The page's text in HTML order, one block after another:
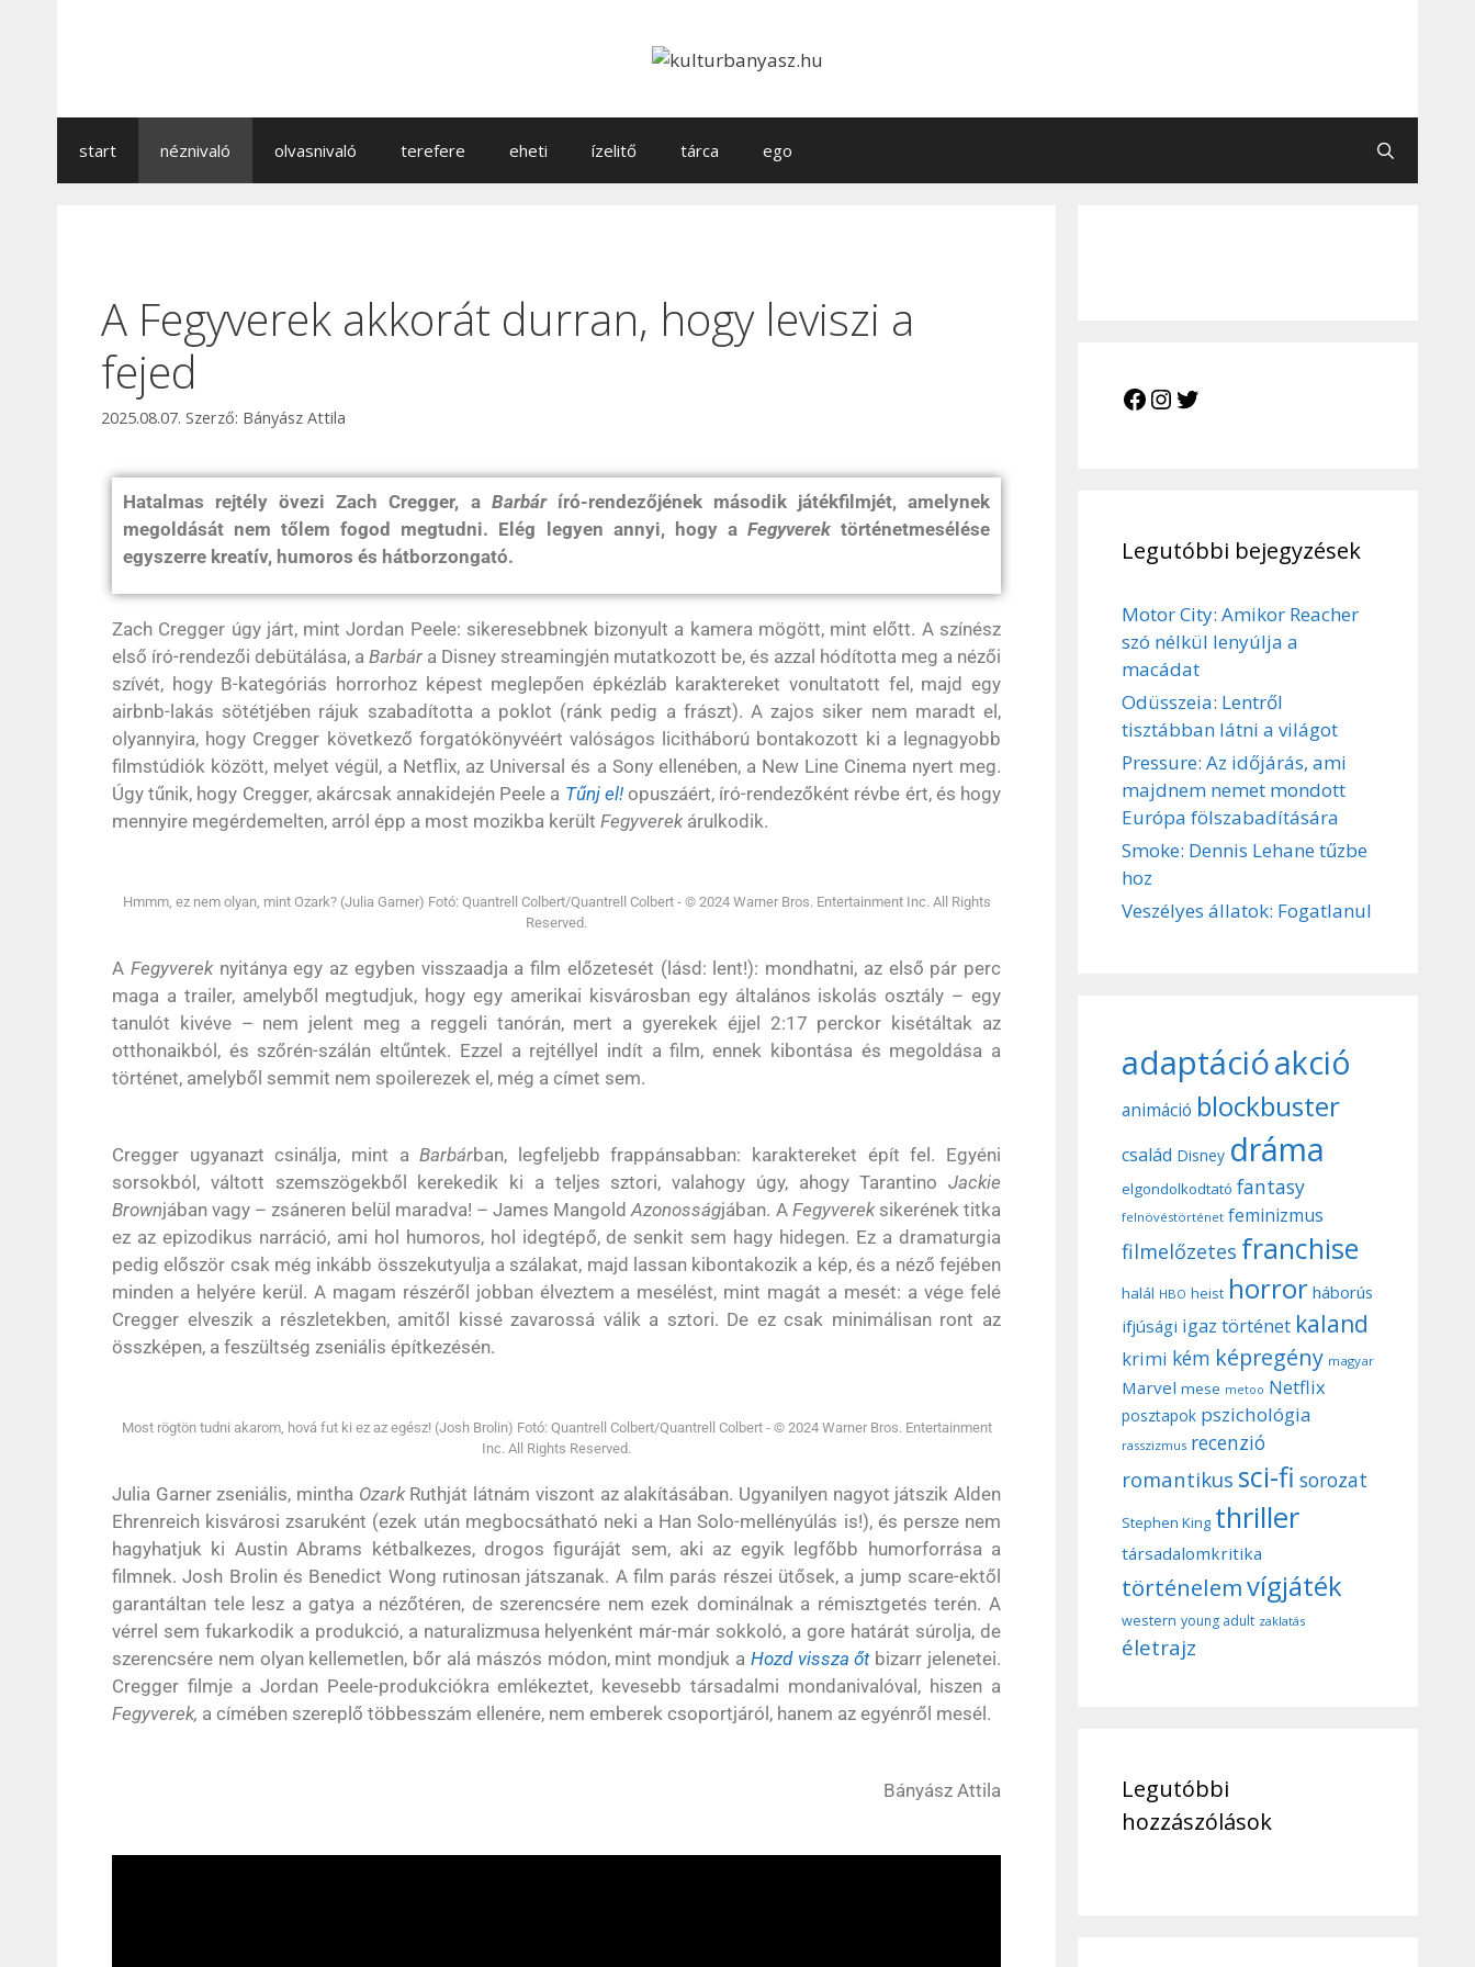
start néznivaló olvasnivaló terefere eheti ízelitő tárca ego
A Fegyverek akkorát durran, hogy leviszi a
fejed
2025.08.07. Szerző: Bányász Attila
Hatalmas rejtély övezi Zach Cregger, a Barbáríró-rendezőjének második játékfilmjét, amelynek
megoldását nem tőlem fogod megtudni. Elég legyen annyi, hogy a Fegyverektörténetmesélése
egyszerre kreatív, humoros és hátborzongató.
Zach Cregger úgy járt, mint Jordan Peele: sikeresebbnek bizonyult a kamera mögött, mint előtt. A színész
első író-rendezői debütálása, a Barbár a Disney streamingjén mutatkozott be, és azzal hódította meg a nézői
szívét, hogy B-kategóriás horrorhoz képest meglepően épkézláb karaktereket vonultatott fel, majd egy
airbnb-lakás sötétjében rájuk szabadította a poklot (ránk pedig a frászt). A zajos siker nem maradt el,
olyannyira, hogy Cregger következő forgatókönyvéért valóságos licitháború bontakozott ki a legnagyobb
filmstúdiók között, melyet végül, a Netflix, az Universal és a Sony ellenében, a New Line Cinema nyert meg.
Úgy tűnik, hogy Cregger, akárcsak annakidején Peele a Tűnj el!opuszáért, író-rendezőként révbe ért, és hogy
mennyire megérdemelten, arról épp a most mozikba került Fegyverekárulkodik.
Hmmm, ez nem olyan, mint Ozark? (Julia Garner) Fotó: Quantrell Colbert/Quantrell Colbert - © 2024 Warner Bros. Entertainment Inc. All Rights
Reserved.
A Fegyvereknyitánya egy az egyben visszaadja a film előzetesét (lásd: lent!): mondhatni, az első pár perc
maga a trailer, amelyből megtudjuk, hogy egy amerikai kisvárosban egy általános iskolás osztály – egy
tanulót kivéve – nem jelent meg a reggeli tanórán, mert a gyerekek éjjel 2:17 perckor kisétáltak az
otthonaikból, és szőrén-szálán eltűntek. Ezzel a rejtéllyel indít a film, ennek kibontása és megoldása a
történet, amelyből semmit nem spoilerezek el, még a címet sem.
Cregger ugyanazt csinálja, mint aBarbárban, legfeljebb frappánsabban: karaktereket épít fel. Egyéni
sorsokból, váltott szemszögekből kerekedik ki a teljes sztori, valahogy úgy, ahogy Tarantino Jackie
Brownjában vagy – zsáneren belül maradva! – James MangoldAzonosságjában. A Fegyvereksikerének titka
ez az epizodikus narráció, ami hol humoros, hol idegtépő, de senkit sem hagy hidegen. Ez a dramaturgia
pedig először csak még inkább összekutyulja a szálakat, majd lassan kibontakozik a kép, és a néző fejében
minden a helyére kerül. A magam részéről jobban élveztem a mesélést, mint magát a mesét: a vége felé
Cregger elveszik a részletekben, amitől kissé zavarossá válik a sztori. De ez csak minimálisan ront az
összképen, a feszültség zseniális építkezésén.
Most rögtön tudni akarom, hová fut ki ez az egész! (Josh Brolin) Fotó: Quantrell Colbert/Quantrell Colbert - © 2024 Warner Bros. Entertainment
Inc. All Rights Reserved.
Julia Garner zseniális, mintha OzarkRuthját látnám viszont az alakításában. Ugyanilyen nagyot játszik Alden
Ehrenreich kisvárosi zsaruként (ezek után megbocsátható neki a Han Solo-mellényúlás is!), és persze nem
hagyhatjuk ki Austin Abrams kétbalkezes, drogos figuráját sem, aki az egyik legfőbb humorforrása a
filmnek. Josh Brolin és Benedict Wong rutinosan játszanak. A film parás részei ütősek, a jump scare-ektől
garantáltan tele lesz a gatya a nézőtéren, de szerencsére nem ezek dominálnak a rémisztgetés terén. A
vérrel sem fukarkodik a produkció, a naturalizmusa helyenként már-már sokkoló, a gore határát súrolja, de
szerencsére nem olyan kellemetlen, bőr alá mászós módon, mint mondjuk a Hozd vissza őt bizarr jelenetei.
Cregger filmje a Jordan Peele-produkciókra emlékeztet, kevesebb társadalmi mondanivalóval, hiszen a
Fegyverek, a címében szereplő többesszám ellenére, nem emberek csoportjáról, hanem az egyénről mesél.
Bányász Attila
Legutóbbi bejegyzések
Motor City: Amikor Reacher
szó nélkül lenyúlja a
macádat
Odüsszeia: Lentről
tisztábban látni a világot
Pressure: Az időjárás, ami
majdnem nemet mondott
Európa fölszabadítására
Smoke: Dennis Lehane tűzbe
hoz
Veszélyes állatok: Fogatlanul
adaptációakció
animáció blockbuster
család Disney dráma
elgondolkodtató fantasy
felnövéstörténet feminizmus
filmelőzetes franchise
halál HBO heist horror háborús
ifjúsági igaz történet kaland
krimi kém képregény magyar
Marvel mese metoo Netflix
posztapok pszichológia
rasszizmus recenzió
romantikus sci-fi sorozat
Stephen King thriller
társadalomkritika
történelemvígjáték
western young adult zaklatás
életrajz
Legutóbbi
hozzászólások